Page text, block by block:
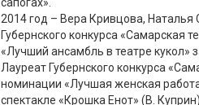
2014 год – Вера Кривцова,
Губернского конкурса «Самарская
«Лучший ансамбль в театре кукол»
Лауреат Губернского конкурса
номинации «Лучшая женская
спектакле «Крошка Енот» (В.